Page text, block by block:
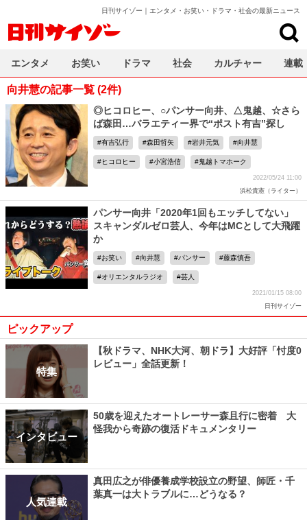
日刊サイゾー｜エンタメ・お笑い・ドラマ・社会の最新ニュース
向井慧の記事一覧 (2件)
◎ヒコロヒー、○パンサー向井、△鬼越、☆さら
ば森田…バラエティー界で“ポスト有吉”探し
有吉弘行 森田哲矢 岩井元気 向井慧
ヒコロヒー 小宮浩信 鬼越トマホーク
2022/05/24 11:00
浜松貴憲（ライター）
パンサー向井「2020年1回もエッチしてない」
スキャンダルゼロ芸人、今年はMCとして大飛躍
か
お笑い 向井慧 パンサー 藤森慎吾
オリエンタルラジオ 芸人
2021/01/15 08:00
日刊サイゾー
ピックアップ
特集
【秋ドラマ、NHK大河、朝ドラ】大好評「忖度0
レビュー」全話更新！
インタビュー
50歳を迎えたオートレーサー森且行に密着 大
怪我から奇跡の復活ドキュメンタリー
人気連載
真田広之が俳優養成学校設立の野望、師匠・千
葉真一は大トラブルに…どうなる？
エンタメ お笑い ドラマ 社会 カルチャー 連載